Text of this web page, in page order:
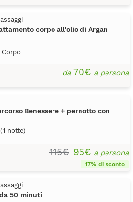
corpo all'olio di Argan
Corpo
da70€ a persona
Benessere + pernotto con
notte)
115€ 95€ a persona
17% di sconto
50 minuti